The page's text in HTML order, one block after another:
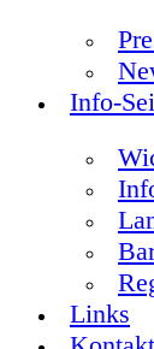
Info-
Links